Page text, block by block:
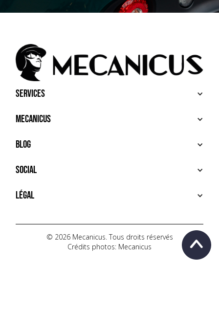
Services
ACHETER
VENDRE
SERVICES PREMIUM
Mecanicus
À PROPOS
HOUSE MECANICUS
CONTACT
Blog
NEWS
VIDÉOS
AUTOPÉDIA
Social
INSTAGRAM
TIKTOK
YOUTUBE
Légal
POLITIQUE DE CONFIDENTIALITÉ
© 2026 Mecanicus. Tous droits réservés
Crédits photos: Mecanicus